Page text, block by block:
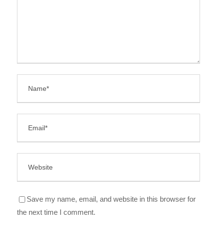
Save my name, email, and website in this browser for
the next time I comment.